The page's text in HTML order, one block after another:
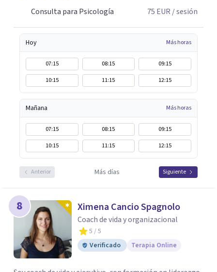
Consulta para Psicología
75 EUR / sesión
Hoy Más horas
07:15 08:15
09:15
10:15
11:15 12:15
Mañana Más horas
07:15 08:15
09:15
10:15
11:15 12:15
Anterior Más días Siguiente
8 Ximena Cancio Spagnolo
Coach de vida y organizacional
5 / 5
Verificado
Terapia Online